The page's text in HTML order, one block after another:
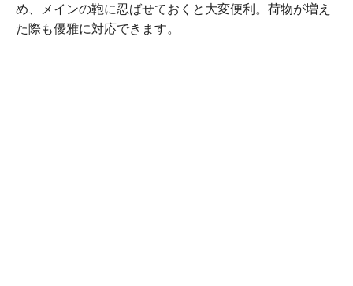
め、メインの鞄に忍ばせておくと大変便利。荷物が増え
た際も優雅に対応できます。